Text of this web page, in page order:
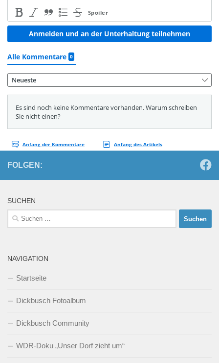
FOLGEN:
SUCHEN
Suchen
nach:
NAVIGATION
Startseite
Dickbusch Fotoalbum
Dickbusch Community
WDR-Doku „Unser Dorf zieht um“